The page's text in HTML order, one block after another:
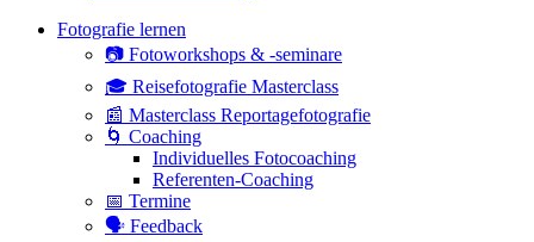
scrollenFotografie lernen
📷 Fotoworkshops & -seminare
🎓 Reisefotografie Masterclass
📰 Masterclass Reportagefotografie
🌀 Coaching
Individuelles Fotocoaching
Referenten-Coaching
📅 Termine
🗣 Feedback